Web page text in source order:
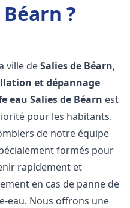
?
ville deSalies de Béarn,
et dépannage
eau Salies de Béarn est
pour les habitants.
de notre équipe
formés pour
rapidement et
en cas de panne de
eau. Nous offrons une